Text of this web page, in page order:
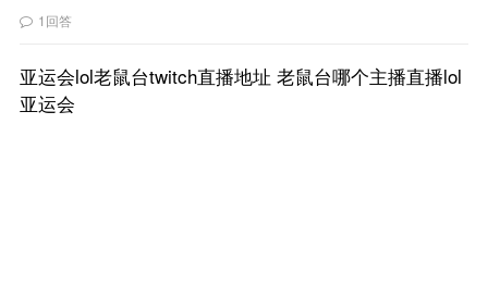
1回答
亚运会lol老鼠台twitch直播地址 老鼠台哪个主播直播lol
亚运会